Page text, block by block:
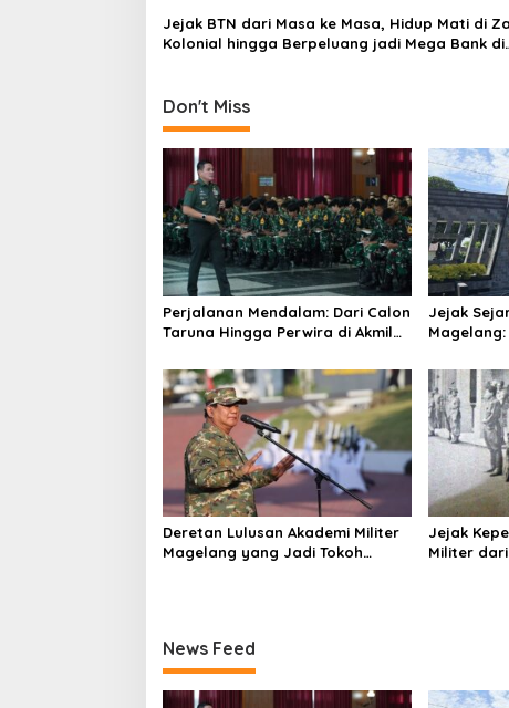
o
Jejak BTN dari Masa ke Masa, Hidup Mati di
Kolonial hingga Berpeluang jadi Mega Bank di
Don't Miss
Perjalanan Mendalam: Dari Calon
Taruna Hingga Perwira di Akmil
Jejak
Deretan Lulusan Akademi Militer
Magelang yang Jadi Tokoh
Jejak
Militer
News Feed